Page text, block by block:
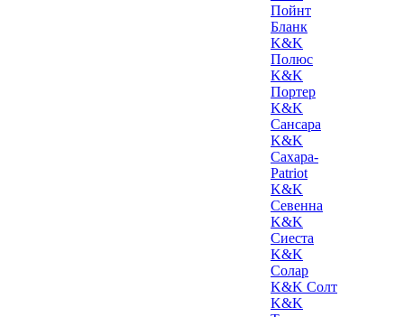
Пойнт
Бланк
K&K
Полюс
K&K
Портер
K&K
Сансара
K&K
Сахара-
Patriot
K&K
Севенна
K&K
Сиеста
K&K
Солар
K&K Солт
K&K